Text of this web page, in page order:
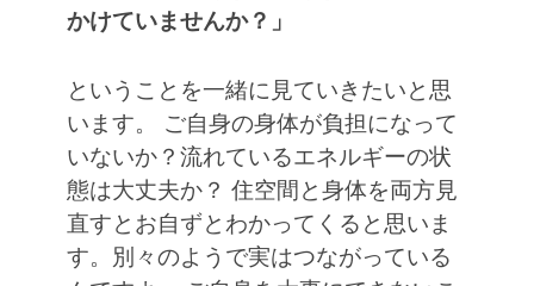
かけていませんか？」
ということを一緒に見ていきたいと思
います。
ご自身の身体が負担になって
いないか？流れているエネルギーの状
態は大丈夫か？ 住空間と身体を両方見
直すとお自ずとわかってくると思いま
す。別々のようで実はつながっている